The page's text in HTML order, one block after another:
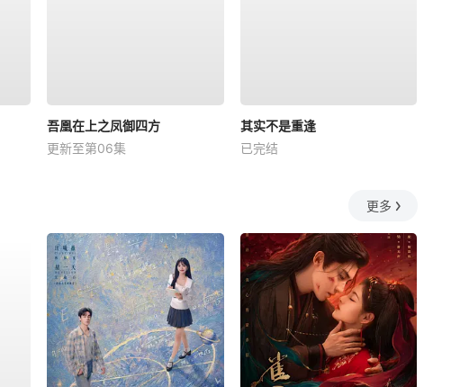
吾凰在上之凤御四方
更新至第06集
其实不是重逢
已完结
更多